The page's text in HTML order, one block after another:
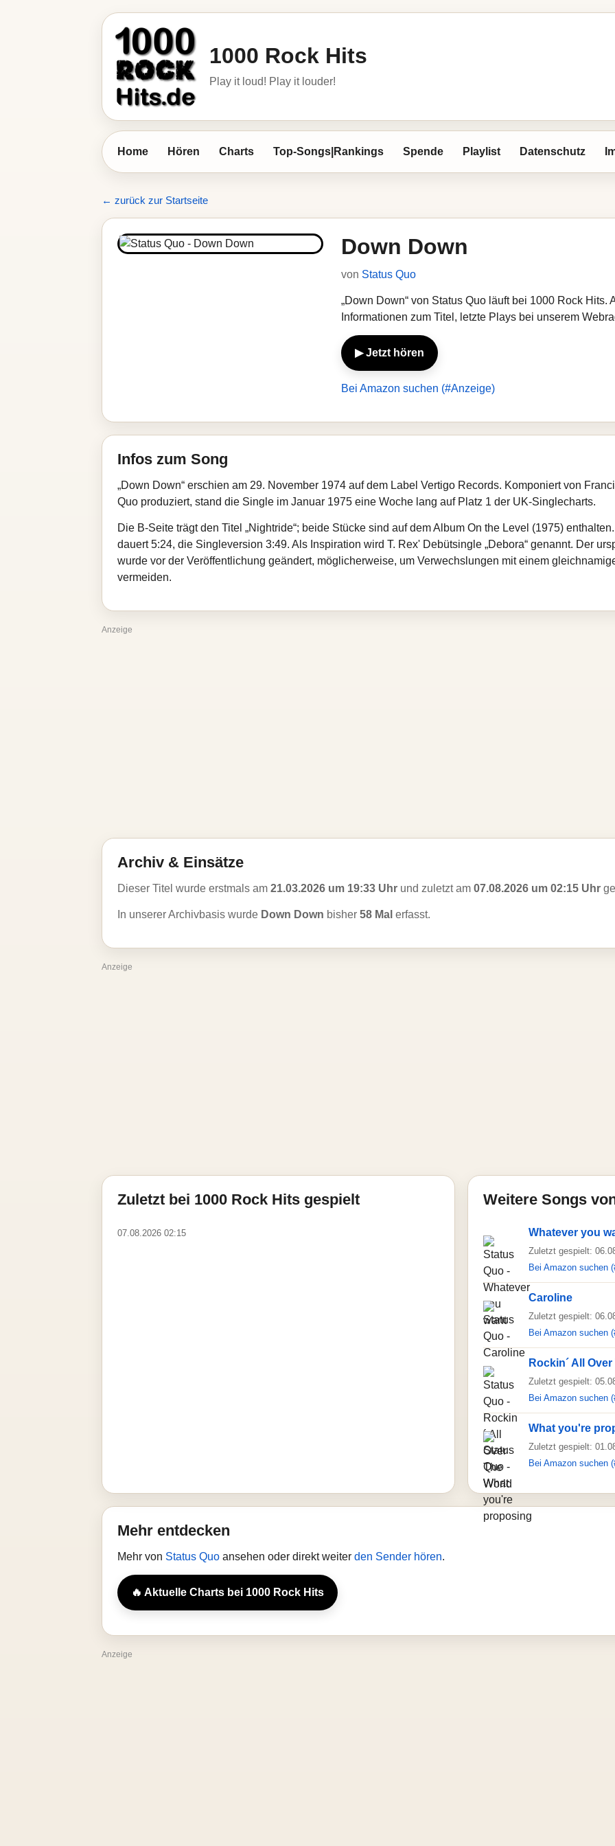
1000 Rock Hits
Play it loud! Play it louder!
Home Hören Charts Top-Songs|Rankings Spende Playlist Datenschutz
← zurück zur Startseite
Down Down
von Status Quo
„Down Down“ von Status Quo läuft bei 1000 Rock Hits.
Informationen zum Titel, letzte Plays bei unserem
▶ Jetzt hören
Bei Amazon suchen (#Anzeige)
Infos zum Song
„Down Down“ erschien am 29. November 1974 auf dem Label Vertigo Records. Komponiert von
Quo produziert, stand die Single im Januar 1975 eine Woche lang auf Platz 1 der UK-Singlecharts.
Die B-Seite trägt den Titel „Nightride“; beide Stücke sind auf dem Album On the Level (1975)
dauert 5:24, die Singleversion 3:49. Als Inspiration wird T. Rex' Debütsingle „Debora“ genannt. Der
wurde vor der Veröffentlichung geändert, möglicherweise, um Verwechslungen mit einem
vermeiden.
Anzeige
Archiv & Einsätze
Dieser Titel wurde erstmals am 21.03.2026 um 19:33 Uhr und zuletzt am 07.08.2026 um 02:15 Uhr
In unserer Archivbasis wurde Down Down bisher 58 Mal erfasst.
Anzeige
Zuletzt bei 1000 Rock Hits gespielt
07.08.2026 02:15
Weitere Songs
Whatever you
Zuletzt gespielt:
Bei Amazon suchen
Caroline
Zuletzt gespielt:
Bei Amazon suchen
Rockin´ All
Zuletzt gespielt:
Bei Amazon suchen
What you're
Zuletzt gespielt:
Bei Amazon suchen
Mehr entdecken
Mehr von Status Quo ansehen oder direkt weiter den Sender hören.
🔥 Aktuelle Charts bei 1000 Rock Hits
Anzeige